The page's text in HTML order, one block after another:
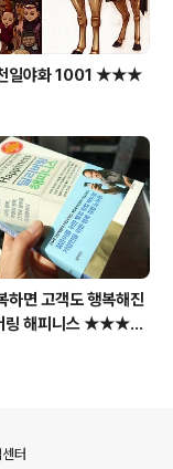
일야화 1001 ★★★
하면 고객도 행복해진
링 해피니스 ★★★★
터